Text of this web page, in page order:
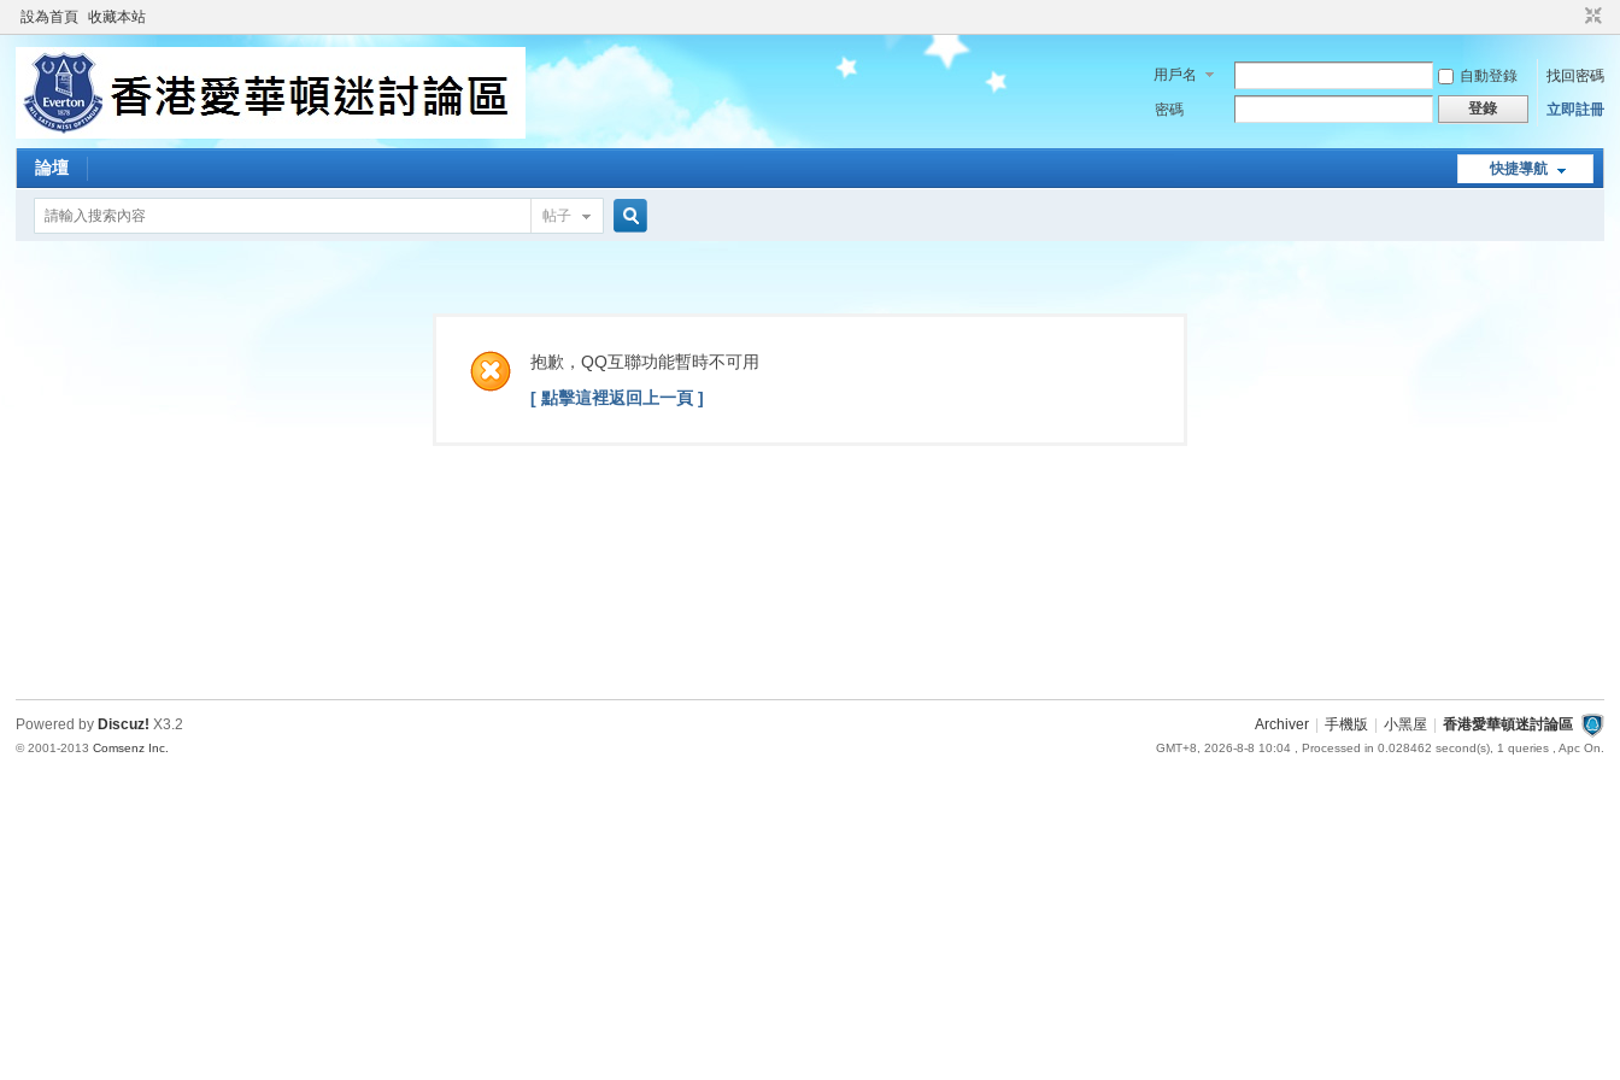
設為首頁 收藏本站
用戶名 自動登錄
找回密碼
密碼
登錄 立即註冊
快捷導航
論壇
帖子
索
抱歉，QQ互聯功能暫時不可用
[ 點擊這裡返回上一頁 ]
Archiver 手機版 小黑屋 香港愛華頓迷討論區
GMT+8, 2026-8-8 10:04, Processed in 0.028462 second(s), 1 queries , Apc On.
Powered by Discuz! X3.2
© 2001-2013Comsenz Inc.